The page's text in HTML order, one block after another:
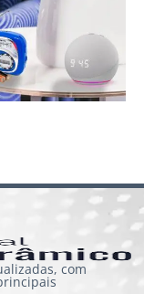
com